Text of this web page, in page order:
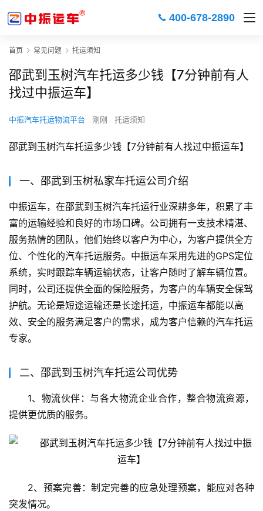
400-678-2890
首页 常见问题 托运须知
邵武到玉树汽车托运多少钱【7分钟前有人
找过中振运车】
中振汽车托运物流平台 刚刚 托运须知
邵武到玉树汽车托运多少钱【7分钟前有人找过中振运车】
一、邵武到玉树私家车托运公司介绍
中振运车，在邵武到玉树汽车托运行业深耕多年，积累了丰
富的运输经验和良好的市场口碑。公司拥有一支技术精湛、
服务热情的团队，他们始终以客户为中心，为客户提供全方
位、个性化的汽车托运服务。中振运车采用先进的GPS定位
系统，实时跟踪车辆运输状态，让客户随时了解车辆位置。
同时，公司还提供全面的保险服务，为客户的车辆安全保驾
护航。无论是短途运输还是长途托运，中振运车都能以高
效、安全的服务满足客户的需求，成为客户信赖的汽车托运
专家。
二、邵武到玉树汽车托运公司优势
1、物流伙伴：与各大物流企业合作，整合物流资源，
提供更优质的服务。
2、预案完善：制定完善的应急处理预案，能应对各种
突发情况。